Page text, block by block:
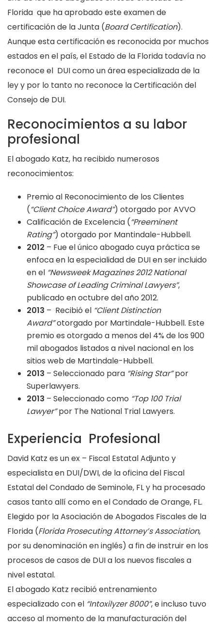
Florida que ha aprobado este examen de
certificación de la Junta (Board Certification).
Aunque esta certificación es reconocida por muchos
estados en el país, el Estado de la Florida todavía no
reconoce el DUI como un área especializada de la
ley y por lo tanto no reconoce la Certificación del
Consejo de DUI.
Reconocimientos a su labor
profesional
El abogado Katz, ha recibido numerosos
reconocimientos:
Premio al Reconocimiento de los Clientes
(“Client Choice Award”) otorgado por AVVO
Calificación de Excelencia (“Preeminent
Rating”) otorgado por Mantindale-Hubbell.
2012 – Fue el único abogado cuya práctica se
enfoca en la especialidad de DUI en ser incluido
en el “Newsweek Magazines 2012 National
Showcase of Leading Criminal Lawyers”,
publicado en octubre del año 2012.
2013 – Recibió el “Client Distinction
Award”otorgado por Martindale-Hubbell. Este
premio es otorgado a menos del 4% de los 900
mil abogados listados a nivel nacional en los
sitios web de Martindale-Hubbell.
2013 – Seleccionado para “Rising Star”por
Superlawyers.
2013 – Seleccionado como “Top 100 Trial
Lawyer”por The National Trial Lawyers.
Experiencia Profesional
David Katz es un ex – Fiscal Estatal Adjunto y
especialista en DUI/DWI, de la oficina del Fiscal
Estatal del Condado de Seminole, FL y ha procesado
casos tanto allí como en el Condado de Orange, FL.
Elegido por la Asociación de Abogados Fiscales de la
Florida (Florida Prosecuting Attorney’s Association,
por su denominación en inglés) a fin de instruir en los
procesos de casos de DUI a los nuevos fiscales a
nivel estatal.
El abogado Katz recibió entrenamiento
especializado con el “Intoxilyzer 8000”, e incluso tuvo
acceso al momento de la manufacturación del